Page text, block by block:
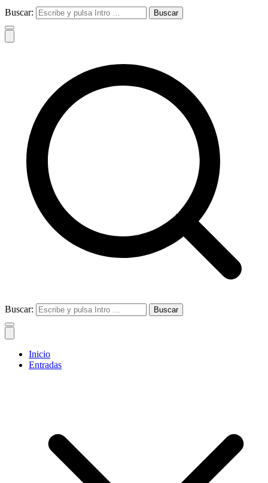
Buscar:
Buscar:
Inicio
Entradas